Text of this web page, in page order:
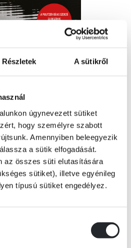
Részletek A sütikről
úgynevezett sütiket
hogy személyre szabott
Amennyiben beleegyezik
a sütik elfogadását.
az összes süti elutasítására
sütiket), illetve egyénileg
típusú sütiket engedélyez.